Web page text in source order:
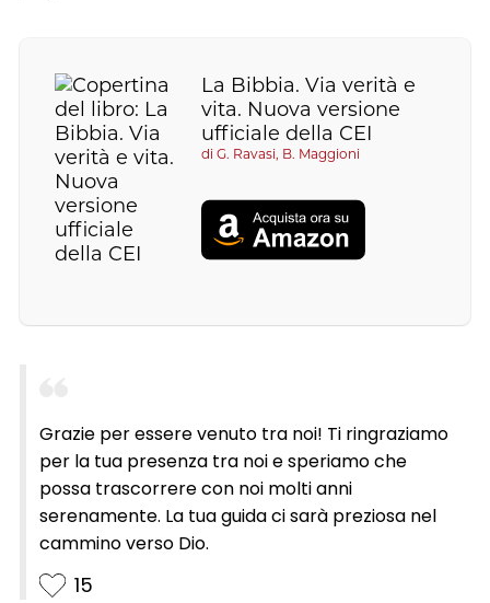
La Bibbia. Via verità e
vita. Nuova versione
ufficiale della CEI
di G. Ravasi, B. Maggioni
Grazie per essere venuto tra noi! Ti ringraziamo
per la tua presenza tra noi e speriamo che
possa trascorrere con noi molti anni
serenamente. La tua guida ci sarà preziosa nel
cammino verso Dio.
15